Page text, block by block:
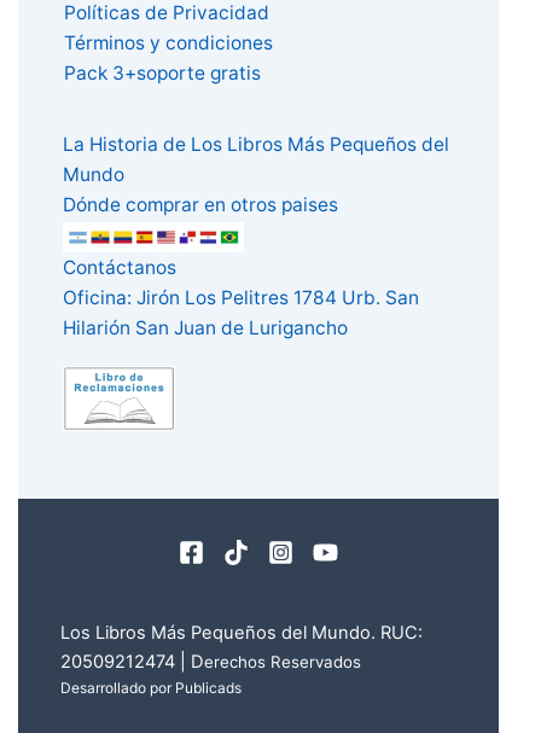
Políticas de Privacidad
Términos y condiciones
Pack 3+soporte gratis
La Historia de Los Libros Más Pequeños del
Mundo
Dónde comprar en otros paises
Contáctanos
Oficina: Jirón Los Pelitres 1784 Urb. San
Hilarión San Juan de Lurigancho
Los Libros Más Pequeños del Mundo. RUC:
20509212474 | Derechos Reservados
Desarrollado por Publicads